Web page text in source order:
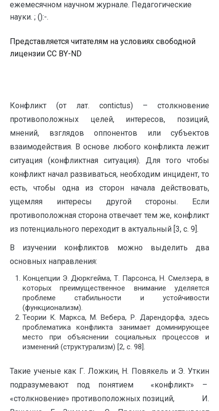
ежемесячном научном журнале. Педагогические
науки. ; ():-.
Представляется читателям на условиях свободной
лицензии CC BY-ND
Конфликт (от лат. contictus) – столкновение
противоположных целей, интересов, позиций,
мнений, взглядов оппонентов или субъектов
взаимодействия. В основе любого конфликта лежит
ситуация (конфликтная ситуация). Для того чтобы
конфликт начал развиваться, необходим инцидент, то
есть, чтобы одна из сторон начала действовать,
ущемляя интересы другой стороны. Если
противоположная сторона отвечает тем же, конфликт
из потенциального переходит в актуальный [3, с. 9].
В изучении конфликтов можно выделить два
основных направления:
Концепции Э. Дюркгейма, Т. Парсонса, Н. Смелзера, в
которых преимущественное внимание уделяется
проблеме стабильности и устойчивости
(функционализм).
Теории К. Маркса, М. Вебера, Р. Дарендорфа, здесь
проблематика конфликта занимает доминирующее
место при объяснении социальных процессов и
изменений (структурализм) [2, с. 98].
Такие ученые как Г. Ложкин, Н. Повякель и Э. Уткин
подразумевают под понятием «конфликт» –
«столкновение» противоположных позиций, И.